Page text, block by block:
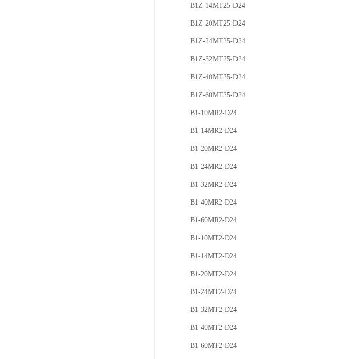
B1Z-14MT25-D24
B1Z-20MT25-D24
B1Z-24MT25-D24
B1Z-32MT25-D24
B1Z-40MT25-D24
B1Z-60MT25-D24
B1-10MR2-D24
B1-14MR2-D24
B1-20MR2-D24
B1-24MR2-D24
B1-32MR2-D24
B1-40MR2-D24
B1-60MR2-D24
B1-10MT2-D24
B1-14MT2-D24
B1-20MT2-D24
B1-24MT2-D24
B1-32MT2-D24
B1-40MT2-D24
B1-60MT2-D24